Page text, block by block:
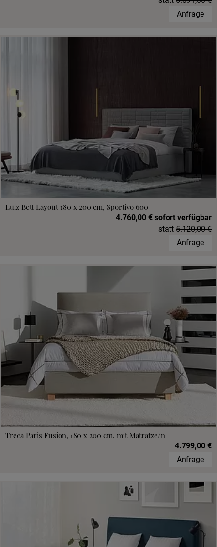
Anfrage
Luiz Bett Layout 180 x 200 cm, Sportivo 600
4.760,00 € sofort verfügbar
statt 5.120,00 €
Anfrage
Treca Paris Fusion, 180 x 200 cm, mit Matratze/n
4.799,00 €
Anfrage